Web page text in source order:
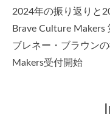
2024年の振り返りと
Brave Culture Makers
ブレネー・ブラウン
Makers受付開始